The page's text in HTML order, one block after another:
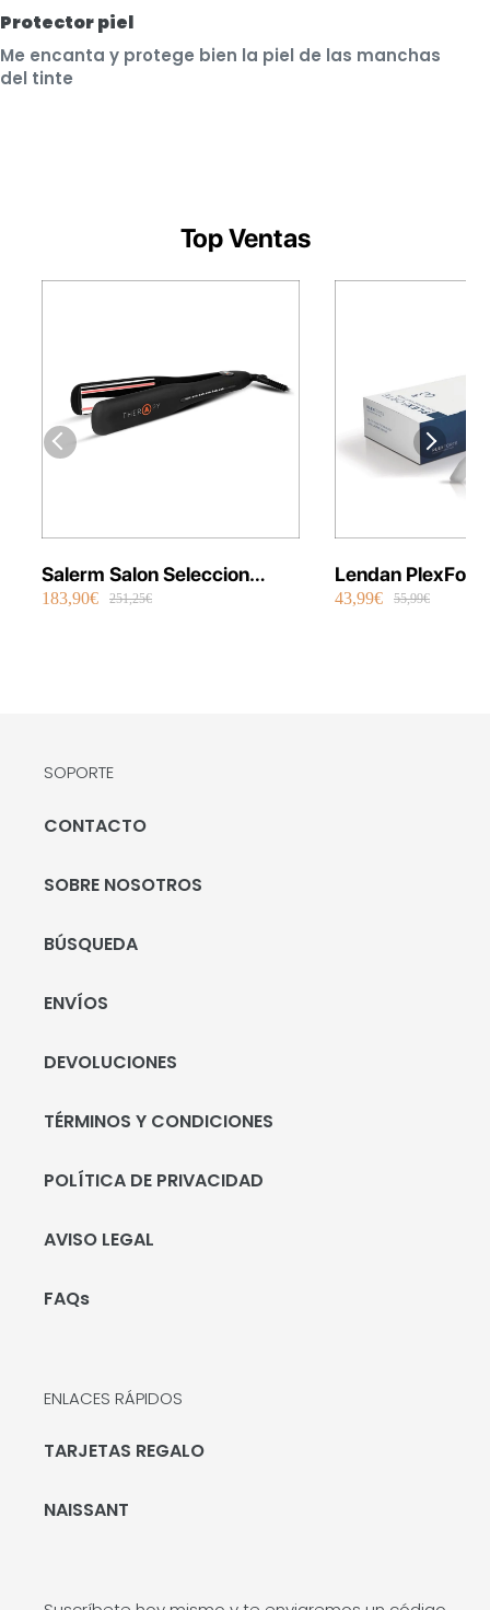
Protector piel
Me encanta y protege bien la piel de las manchas
del tinte
Top Ventas
Salerm Salon Seleccion
Plancha Infrarrojos Therapy
183,90€ 251,25€
Lendan
Repair Shot
43,99€ 55,99€
SOPORTE
CONTACTO
SOBRE NOSOTROS
BÚSQUEDA
ENVÍOS
DEVOLUCIONES
TÉRMINOS Y CONDICIONES
POLÍTICA DE PRIVACIDAD
AVISO LEGAL
FAQs
ENLACES RÁPIDOS
TARJETAS REGALO
NAISSANT